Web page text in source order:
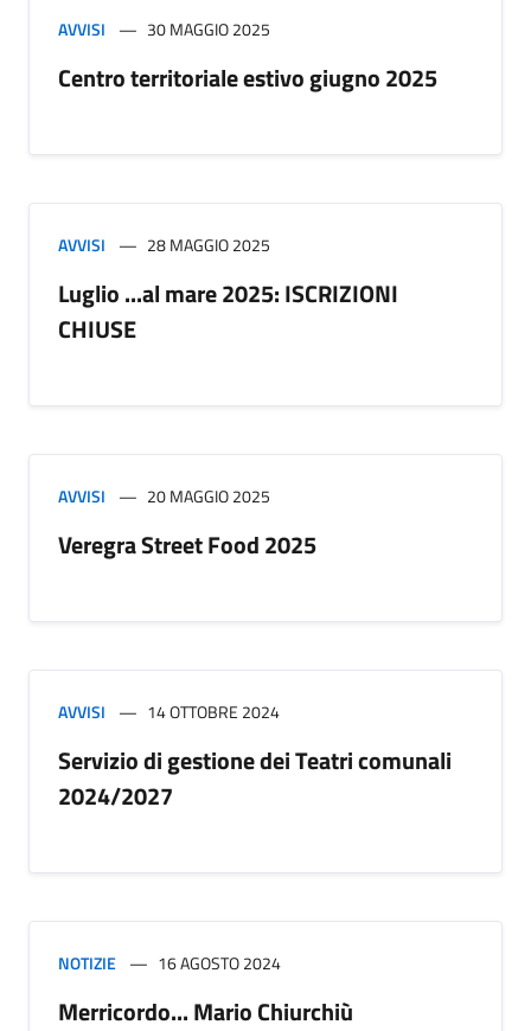
AVVISI 30 MAGGIO 2025
Centro territoriale estivo giugno 2025
AVVISI 28 MAGGIO 2025
Luglio ...al mare 2025: ISCRIZIONI
CHIUSE
AVVISI 20 MAGGIO 2025
Veregra Street Food 2025
AVVISI 14 OTTOBRE 2024
Servizio di gestione dei Teatri comunali
2024/2027
NOTIZIE 16 AGOSTO 2024
Merricordo... Mario Chiurchiù